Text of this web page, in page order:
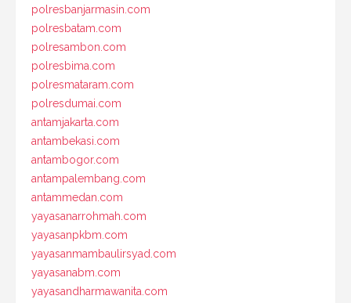
polresbanjarmasin.com
polresbatam.com
polresambon.com
polresbima.com
polresmataram.com
polresdumai.com
antamjakarta.com
antambekasi.com
antambogor.com
antampalembang.com
antammedan.com
yayasanarrohmah.com
yayasanpkbm.com
yayasanmambaulirsyad.com
yayasanabm.com
yayasandharmawanita.com